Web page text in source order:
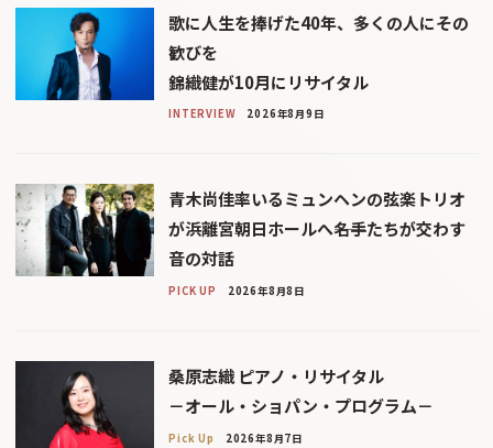
歌に人生を捧げた40年、多くの人にその
歓びを
錦織健が10月にリサイタル
INTERVIEW 2026年8月9日
青木尚佳率いるミュンヘンの弦楽トリオ
が浜離宮朝日ホールへ――名手たちが交わす
音の対話
PICK UP 2026年8月8日
桑原志織 ピアノ・リサイタル
－オール・ショパン・プログラム－
Pick Up 2026年8月7日